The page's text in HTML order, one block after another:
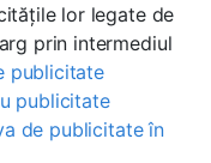
lor legate de
prin intermediul
publicitate
publicitate
de publicitate în